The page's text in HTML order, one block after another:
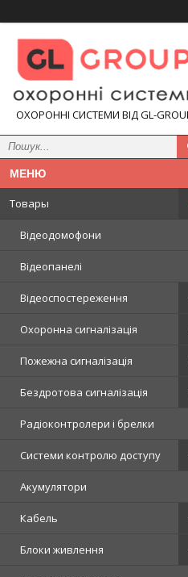
ОХОРОННІ СИСТЕМИ ВІД GL-
Товары
Відеодомофони
Відеопанелі
Відеоспостереження
Охоронна сигналізація
Пожежна сигналізація
Бездротова сигналізація
Радіоконтролери і брелки
Системи контролю доступу
Акумулятори
Кабель
Блоки живлення